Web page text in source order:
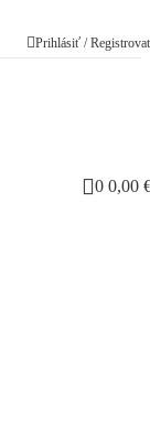
Prihlásiť /
0 0,00